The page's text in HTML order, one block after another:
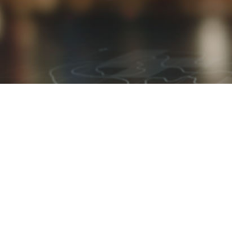
EMI/RFI Filter
Inductors
News